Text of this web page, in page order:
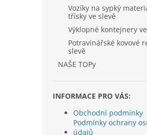
Vozíky na sypký
třísky ve slevě
Výklopné kontejnery
Potravinářské kovové
slevě
NAŠE TOPy
INFORMACE PRO VÁS:
Obchodní podmínky
Podmínky ochrany
údajů